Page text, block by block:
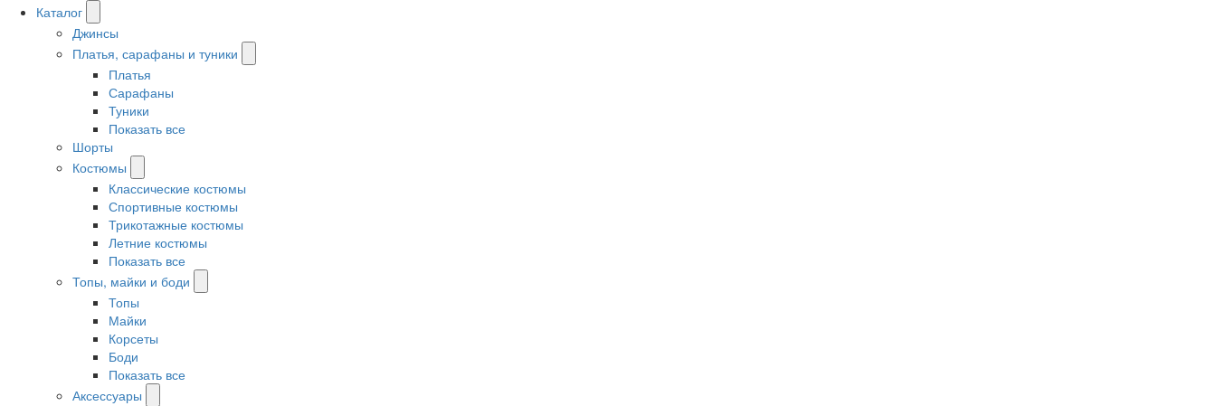
Каталог
Джинсы
Платья, сарафаны и туники
Платья
Сарафаны
Туники
Показать все
Шорты
Костюмы
Классические костюмы
Спортивные костюмы
Трикотажные костюмы
Летние костюмы
Показать все
Топы, майки и боди
Топы
Майки
Корсеты
Боди
Показать все
Аксессуары